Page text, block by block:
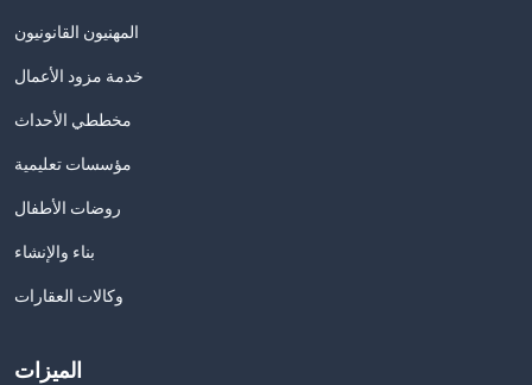
المهنيون القانونيون
خدمة مزود الأعمال
مخططي الأحداث
مؤسسات تعليمية
روضات الأطفال
بناء والإنشاء
وكالات العقارات
الميزات